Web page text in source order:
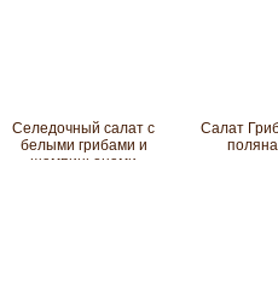
Селедочный салат с
белыми грибами и
шампиньонами
Салат
поляна